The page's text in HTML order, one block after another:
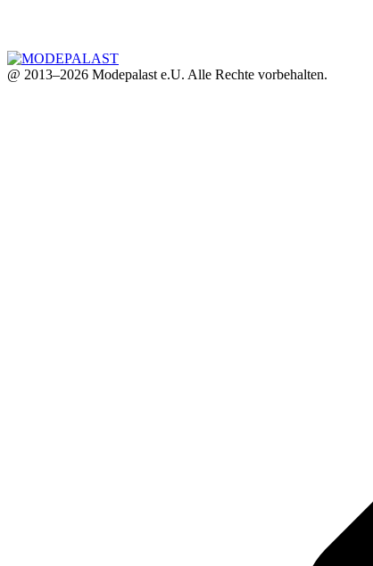
@ 2013–2026 Modepalast e.U. Alle Rechte vorbehalten.